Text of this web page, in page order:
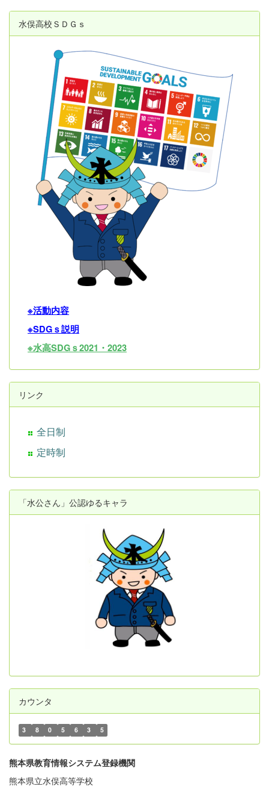
水俣高校ＳＤＧｓ
※活動内容
※SDGｓ説明
※水高SDGｓ2021・2023
リンク
全日制
定時制
「水公さん」公認ゆるキャラ
カウンタ
3 8 0 5 6 3 5
熊本県教育情報システム登録機関
熊本県立水俣高等学校